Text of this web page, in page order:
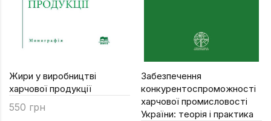
Жири у виробництві
харчової продукції
550 грн
Забезпечення
конкурентоспроможності
харчової промисловості
України: теорія і практика